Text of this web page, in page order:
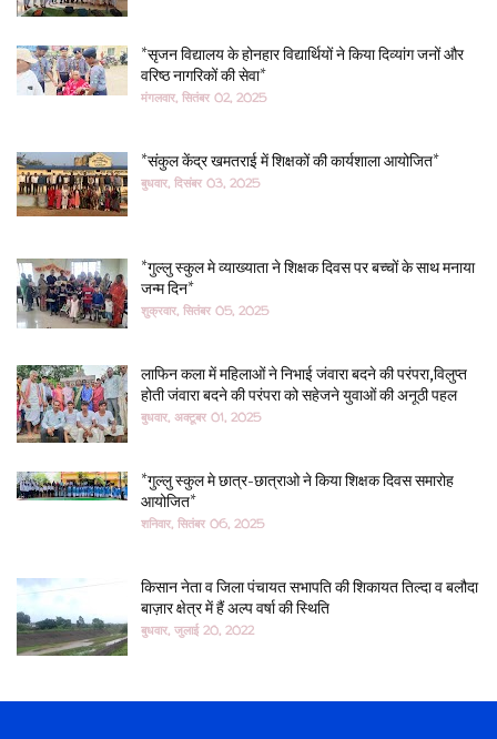
*सृजन विद्यालय के होनहार विद्यार्थियों ने किया दिव्यांग जनों और
वरिष्ठ नागरिकों की सेवा*
मंगलवार, सितंबर 02, 2025
*संकुल केंद्र खमतराई में शिक्षकों की कार्यशाला आयोजित*
बुधवार, दिसंबर 03, 2025
*गुल्लु स्कुल मे व्याख्याता ने शिक्षक दिवस पर बच्चों के साथ मनाया
जन्म दिन*
शुक्रवार, सितंबर 05, 2025
लाफिन कला में महिलाओं ने निभाई जंवारा बदने की परंपरा,विलुप्त
होती जंवारा बदने की परंपरा को सहेजने युवाओं की अनूठी पहल
बुधवार, अक्टूबर 01, 2025
*गुल्लु स्कुल मे छात्र-छात्राओ ने किया शिक्षक दिवस समारोह
आयोजित*
शनिवार, सितंबर 06, 2025
किसान नेता व जिला पंचायत सभापति की शिकायत तिल्दा व बलौदा
बाज़ार क्षेत्र में हैं अल्प वर्षा की स्थिति
बुधवार, जुलाई 20, 2022